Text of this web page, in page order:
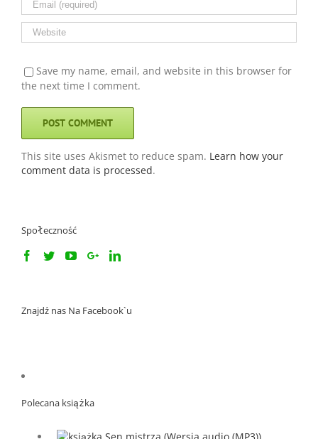
Save my name, email, and website in this browser for
the next time I comment.
This site uses Akismet to reduce spam. Learn how your
comment data is processed.
Społeczność
Znajdź nas Na Facebook`u
Polecana książka